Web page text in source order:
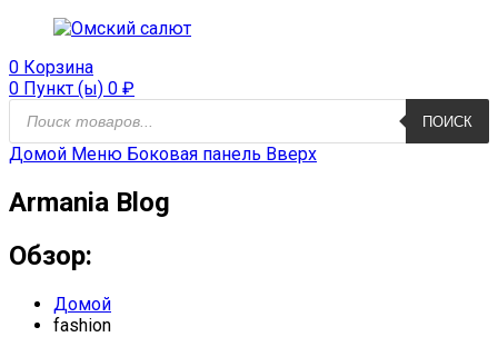
0 Корзина
0 Пункт (ы) 0 ₽
Поиск
продуктов
ПОИСК
Домой Меню Боковая панель Вверх
Armania Blog
Обзор:
Домой
fashion